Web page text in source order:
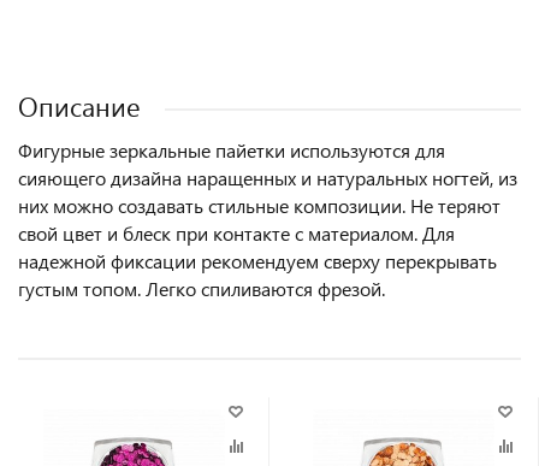
Описание
Фигурные зеркальные пайетки используются для
сияющего дизайна наращенных и натуральных ногтей, из
них можно создавать стильные композиции. Не теряют
свой цвет и блеск при контакте с материалом. Для
надежной фиксации рекомендуем сверху перекрывать
густым топом. Легко спиливаются фрезой.